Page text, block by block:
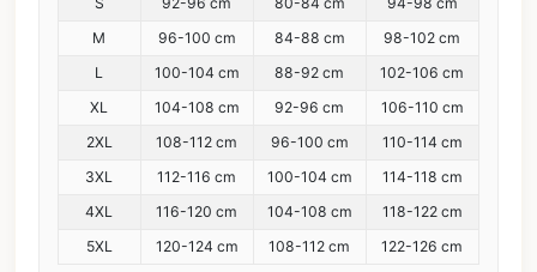
M
96-100 cm 84-88 cm
98-102 cm
L
100-104 cm 88-92 cm
102-106 cm
XL
104-108 cm 92-96 cm
106-110 cm
2XL
108-112 cm 96-100 cm
110-114 cm
3XL
112-116 cm 100-104 cm
114-118 cm
4XL
116-120 cm 104-108 cm
118-122 cm
5XL
120-124 cm 108-112 cm 122-126 cm